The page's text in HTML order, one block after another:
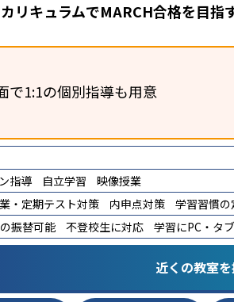
リキュラムでMARCH合格を目指
で1:1の個別指導も用意
指導 自立学習
映像授業
・定期テスト対策 内申点対策 学習習慣の
振替可能 不登校生に対応 学習にPC・タ
近くの教室